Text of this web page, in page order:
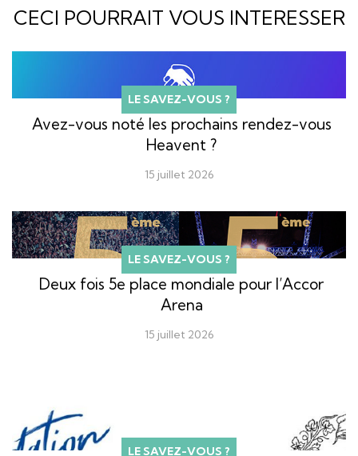
CECI POURRAIT VOUS INTERESSER
LE SAVEZ-VOUS ?
Avez-vous noté les prochains rendez-vous
Heavent ?
15 juillet 2026
LE SAVEZ-VOUS ?
Deux fois 5e place mondiale pour l’Accor
Arena
15 juillet 2026
LE SAVEZ-VOUS ?